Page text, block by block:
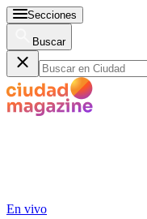
Secciones
Buscar
En vivo